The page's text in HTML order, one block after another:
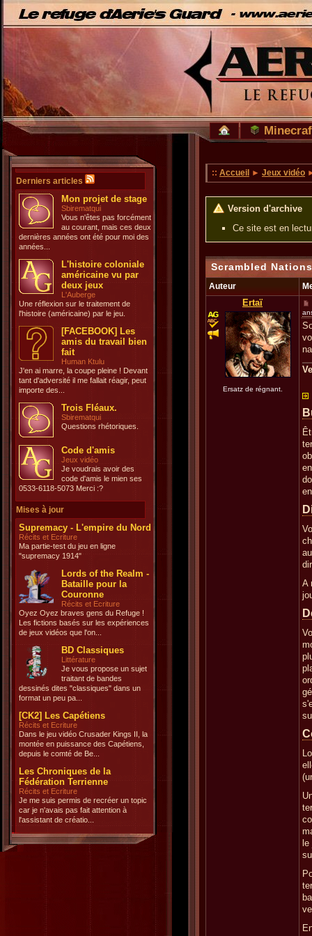
Derniers articles
Mon projet de stage
Sbirematqui
Vous n'êtes pas forcément
au courant, mais ces deux
dernières années ont été pour moi des
années...
L'histoire coloniale
américaine vu par
deux jeux
L'Auberge
Une réflexion sur le traitement de
l'histoire (américaine) par le jeu.
[FACEBOOK] Les
amis du travail bien
fait
Human Ktulu
J'en ai marre, la coupe pleine ! Devant
tant d'adversité il me fallait réagir, peut
importe des...
Trois Fléaux.
Sbirematqui
Questions rhétoriques.
Code d'amis
Jeux vidéo
Je voudrais avoir des
code d'amis le mien ses
0533-6118-5073 Merci :?
Mises à jour
Supremacy - L'empire du Nord
Récits et Ecriture
Ma partie-test du jeu en ligne
"supremacy 1914"
Lords of the Realm -
Bataille pour la
Couronne
Récits et Ecriture
Oyez Oyez braves gens du Refuge !
Les fictions basés sur les expériences
de jeux vidéos que l'on...
BD Classiques
Littérature
Je vous propose un sujet
traitant de bandes
dessinés dites "classiques" dans un
format un peu pa...
[CK2] Les Capétiens
Récits et Ecriture
Dans le jeu vidéo Crusader Kings II, la
montée en puissance des Capétiens,
depuis le comté de Be...
Les Chroniques de la
Fédération Terrienne
Récits et Ecriture
Je me suis permis de recréer un topic
car je n'avais pas fait attention à
l'assistant de créatio...
:: Accueil ► Jeux vidéo
Version d'archive
Ce site est en
Scrambled
Auteur
Ertaï
Ersatz de régnant.
A